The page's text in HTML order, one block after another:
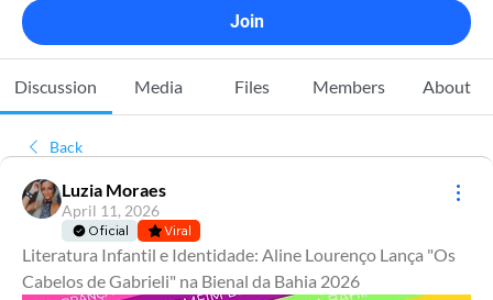
Join
Discussion Media Files Members About
Back
Luzia Moraes
April 11, 2026
Oficial Viral
Literatura Infantil e Identidade: Aline Lourenço Lança "Os
Cabelos de Gabrieli" na Bienal da Bahia 2026